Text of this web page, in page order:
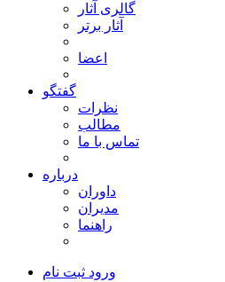
گالری آثار
آثار برتر
اعضا
گفتگو
نظرات
مطالب
تماس با ما
درباره
داوران
مدیران
راهنما
ورود ثبت نام